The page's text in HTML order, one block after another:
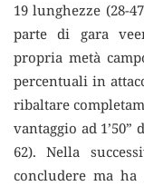
19 lunghezze (28-
parte di gara
propria metà
percentuali in
ribaltare
vantaggio ad
62). Nella
concludere ma